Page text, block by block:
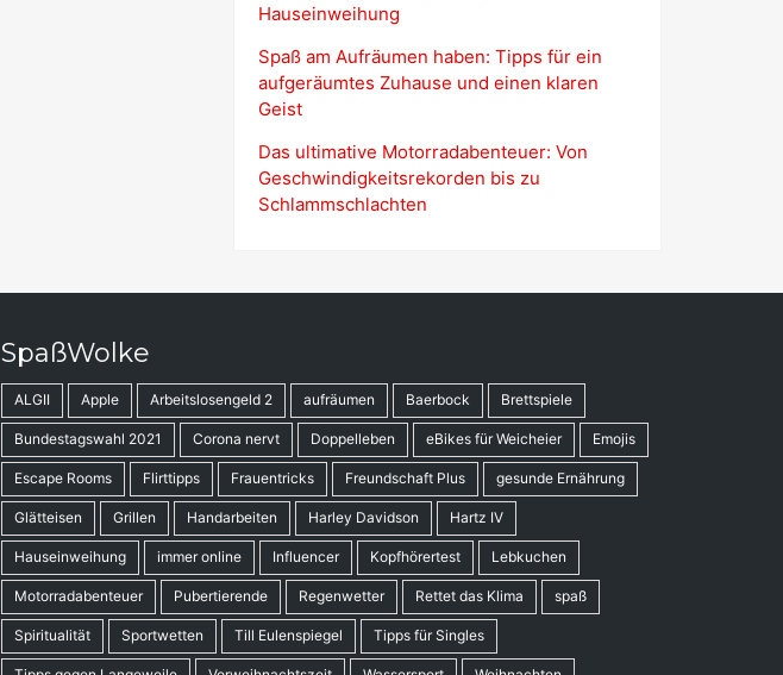
Hauseinweihung
Spaß am Aufräumen haben: Tipps für ein
aufgeräumtes Zuhause und einen klaren
Geist
Das ultimative Motorradabenteuer: Von
Geschwindigkeitsrekorden bis zu
Schlammschlachten
SpaßWolke
ALGII Apple Arbeitslosengeld 2 aufräumen Baerbock Brettspiele
Bundestagswahl 2021 Corona nervt Doppelleben eBikes für Weicheier Emojis
Escape Rooms Flirttipps Frauentricks Freundschaft Plus gesunde Ernährung
Glätteisen Grillen Handarbeiten Harley Davidson Hartz IV
Hauseinweihung immer online Influencer Kopfhörertest Lebkuchen
Motorradabenteuer Pubertierende Regenwetter Rettet das Klima spaß
Spiritualität Sportwetten Till Eulenspiegel Tipps für Singles